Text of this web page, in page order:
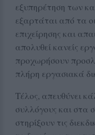
εξυπηρέτηση των
εξαρτάται από τα
επιχείρησης και
απολυθεί κανείς
προχωρήσουν
πλήρη εργασιακά
Τέλος, απευθύνει
συλλόγους και στα
στηρίξουν τις